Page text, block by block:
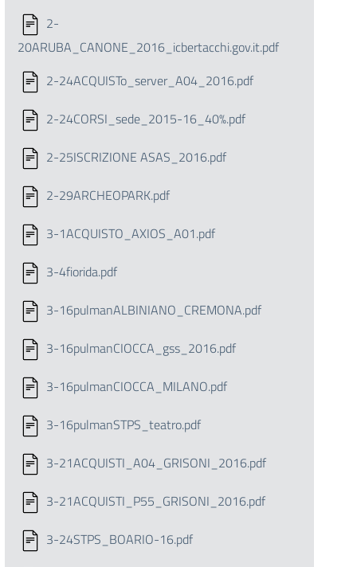
2-
20ARUBA_CANONE_2016_icbertacchi.gov.it.pdf
2-24ACQUISTo_server_A04_2016.pdf
2-24CORSI_sede_2015-16_40%.pdf
2-25ISCRIZIONE ASAS_2016.pdf
2-29ARCHEOPARK.pdf
3-1ACQUISTO_AXIOS_A01.pdf
3-4fiorida.pdf
3-16pulmanALBINIANO_CREMONA.pdf
3-16pulmanCIOCCA_gss_2016.pdf
3-16pulmanCIOCCA_MILANO.pdf
3-16pulmanSTPS_teatro.pdf
3-21ACQUISTI_A04_GRISONI_2016.pdf
3-21ACQUISTI_P55_GRISONI_2016.pdf
3-24STPS_BOARIO-16.pdf